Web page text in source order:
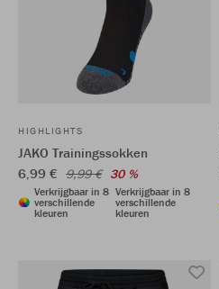
HIGHLIGHTS
JAKO Trainingssokken
6,99 € 9,99 € 30 %
Verkrijgbaar in 8
verschillende
kleuren
Verkrijgbaar in 8
verschillende
kleuren